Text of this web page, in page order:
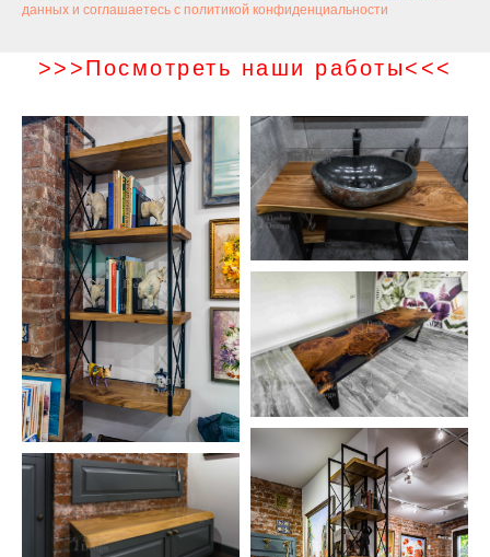
данных и соглашаетесь c политикой конфиденциальности
>>>Посмотреть наши работы<<<